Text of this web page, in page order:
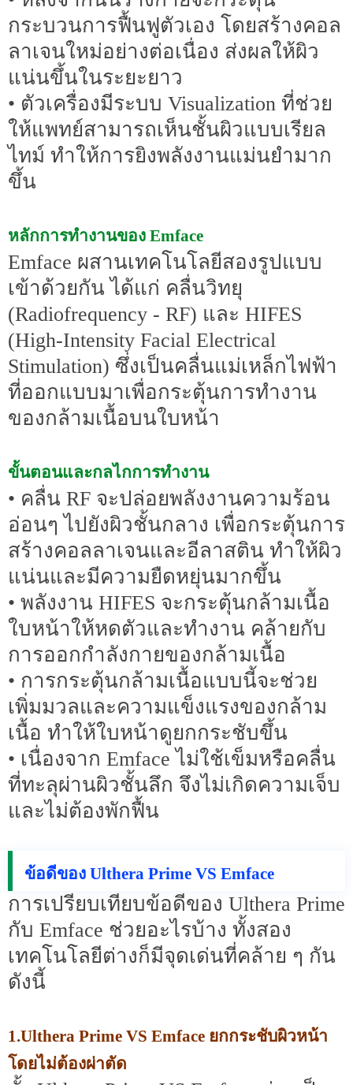
กระบวนการฟื้นฟูตัวเอง โดยสร้างคอล
ลาเจนใหม่อย่างต่อเนื่อง ส่งผลให้ผิว
แน่นขึ้นในระยะยาว
• ตัวเครื่องมีระบบ Visualization ที่ช่วย
ให้แพทย์สามารถเห็นชั้นผิวแบบเรียล
ไทม์ ทำให้การยิงพลังงานแม่นยำมาก
ขึ้น
หลักการทำงานของ Emface
Emface ผสานเทคโนโลยีสองรูปแบบ
เข้าด้วยกัน ได้แก่ คลื่นวิทยุ
(Radiofrequency - RF) และ HIFES
(High-Intensity Facial Electrical
Stimulation) ซึ่งเป็นคลื่นแม่เหล็กไฟฟ้า
ที่ออกแบบมาเพื่อกระตุ้นการทำงาน
ของกล้ามเนื้อบนใบหน้า
ขั้นตอนและกลไกการทำงาน
• คลื่น RF จะปล่อยพลังงานความร้อน
อ่อนๆ ไปยังผิวชั้นกลาง เพื่อกระตุ้นการ
สร้างคอลลาเจนและอีลาสติน ทำให้ผิว
แน่นและมีความยืดหยุ่นมากขึ้น
• พลังงาน HIFES จะกระตุ้นกล้ามเนื้อ
ใบหน้าให้หดตัวและทำงาน คล้ายกับ
การออกกำลังกายของกล้ามเนื้อ
• การกระตุ้นกล้ามเนื้อแบบนี้จะช่วย
เพิ่มมวลและความแข็งแรงของกล้าม
เนื้อ ทำให้ใบหน้าดูยกกระชับขึ้น
• เนื่องจาก Emface ไม่ใช้เข็มหรือคลื่น
ที่ทะลุผ่านผิวชั้นลึก จึงไม่เกิดความเจ็บ
และไม่ต้องพักฟื้น
ข้อดีของ Ulthera Prime VS Emface
การเปรียบเทียบข้อดีของ Ulthera Prime
กับ Emface ช่วยอะไรบ้าง ทั้งสอง
เทคโนโลยีต่างก็มีจุดเด่นที่คล้าย ๆ กัน
ดังนี้
1.Ulthera Prime VS Emface ยกกระชับผิวหน้า
โดยไม่ต้องผ่าตัด